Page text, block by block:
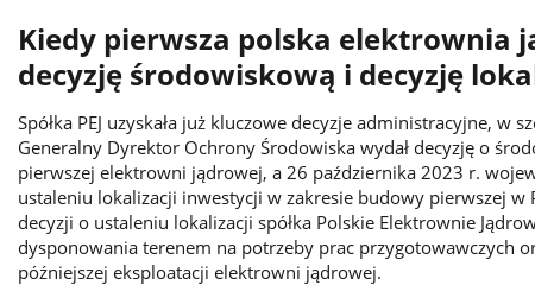
Kiedy pierwsza polska elektrownia
decyzję środowiskową i decyzję
Spółka PEJ uzyskała już kluczowe decyzje administracyjne, w
Generalny Dyrektor Ochrony Środowiska wydał decyzję o
pierwszej elektrowni jądrowej, a 26 października 2023 r.
ustaleniu lokalizacji inwestycji w zakresie budowy pierwszej
decyzji o ustaleniu lokalizacji spółka Polskie Elektrownie
dysponowania terenem na potrzeby prac przygotowawczych
późniejszej eksploatacji elektrowni jądrowej.